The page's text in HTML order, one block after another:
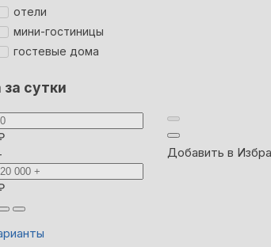
отели
мини-гостиницы
гостевые дома
сутки
Добавить в